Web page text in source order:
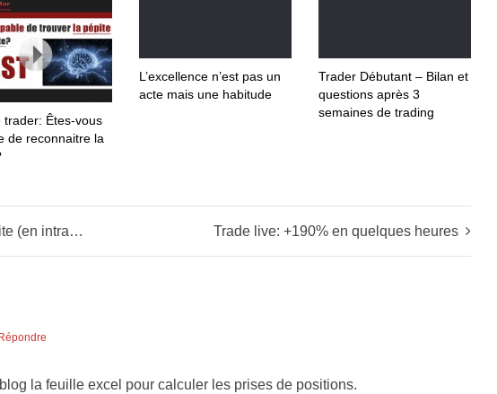
trader: Êtes-vous
de reconnaitre la
L’excellence n’est pas un
acte mais une habitude
Trader Débutant – Bilan et
questions après 3
semaines de trading
intraday)! Trade live: +190% en quelques heures
Répondre
la feuille excel pour calculer les prises de positions.